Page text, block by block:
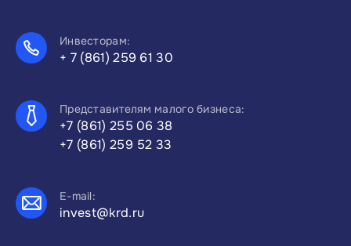
Инвесторам:
+ 7 (861) 259 61 30
Представителям малого бизнеса:
+7 (861) 255 06 38
+7 (861) 259 52 33
E-mail:
invest@krd.ru